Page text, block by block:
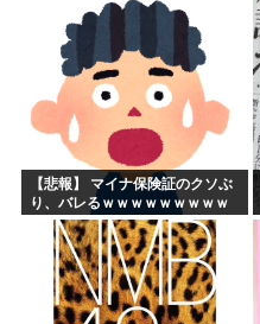
【悲報】 マイナ保険証のクソぶ
り、バレるｗｗｗｗｗｗｗｗｗ